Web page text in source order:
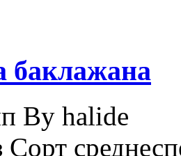
баклажана
By halide